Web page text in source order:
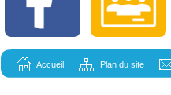
Accueil Plan du site